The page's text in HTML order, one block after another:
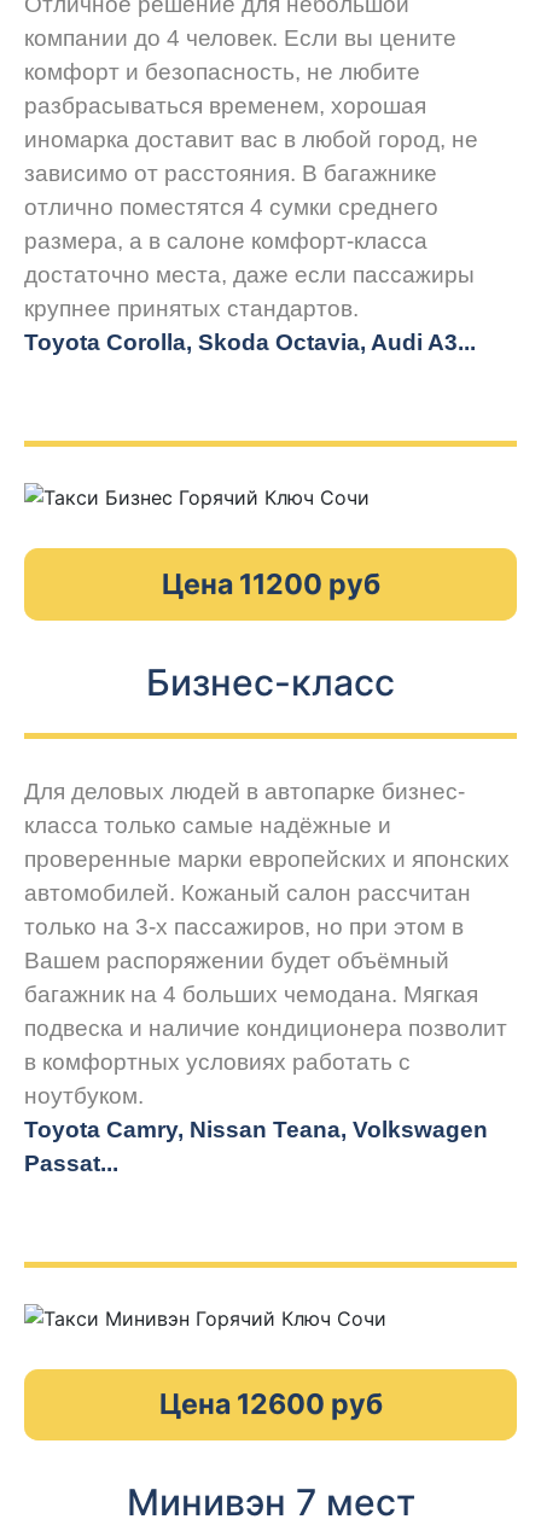
компании до 4 человек. Если вы цените
комфорт и безопасность, не любите
разбрасываться временем, хорошая
иномарка доставит вас в любой город, не
зависимо от расстояния. В багажнике
отлично поместятся 4 сумки среднего
размера, а в салоне комфорт-класса
достаточно места, даже если пассажиры
крупнее принятых стандартов.
Toyota Corolla, Skoda Octavia, Audi A3...
Цена 11200 руб
Бизнес-класс
Для деловых людей в автопарке бизнес-
класса только самые надёжные и
проверенные марки европейских и японских
автомобилей. Кожаный салон рассчитан
только на 3-х пассажиров, но при этом в
Вашем распоряжении будет объёмный
багажник на 4 больших чемодана. Мягкая
подвеска и наличие кондиционера позволит
в комфортных условиях работать с
ноутбуком.
Toyota Camry, Nissan Teana, Volkswagen
Passat...
Цена 12600 руб
Минивэн 7 мест